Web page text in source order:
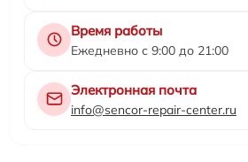
Время работы
Ежедневно с 9:00 до 21:00
Электронная почта
info@sencor-repair-center.ru